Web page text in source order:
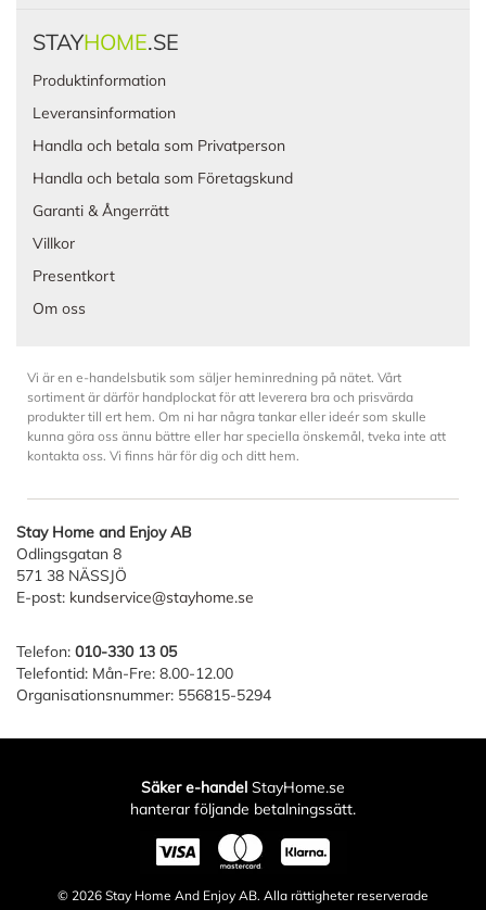
STAYHOME.SE
Produktinformation
Leveransinformation
Handla och betala som Privatperson
Handla och betala som Företagskund
Garanti & Ångerrätt
Villkor
Presentkort
Om oss
Vi är en e-handelsbutik som säljer heminredning på nätet. Vårt
sortiment är därför handplockat för att leverera bra och prisvärda
produkter till ert hem. Om ni har några tankar eller ideér som skulle
kunna göra oss ännu bättre eller har speciella önskemål, tveka inte att
kontakta oss. Vi finns här för dig och ditt hem.
Stay Home and Enjoy AB
Odlingsgatan 8
571 38 NÄSSJÖ
E-post: kundservice@stayhome.se
Telefon: 010-330 13 05
Telefontid: Mån-Fre: 8.00-12.00
Organisationsnummer: 556815-5294
Säker e-handel StayHome.se
hanterar följande betalningssätt.
© 2026 Stay Home And Enjoy AB. Alla rättigheter reserverade